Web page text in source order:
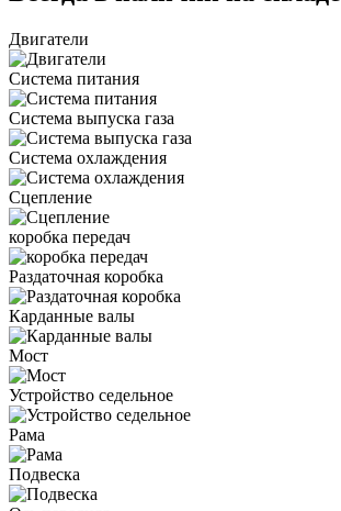
Двигатели
Система питания
Система выпуска газа
Система охлаждения
Сцепление
коробка передач
Раздаточная коробка
Карданные валы
Мост
Устройство седельное
Рама
Подвеска